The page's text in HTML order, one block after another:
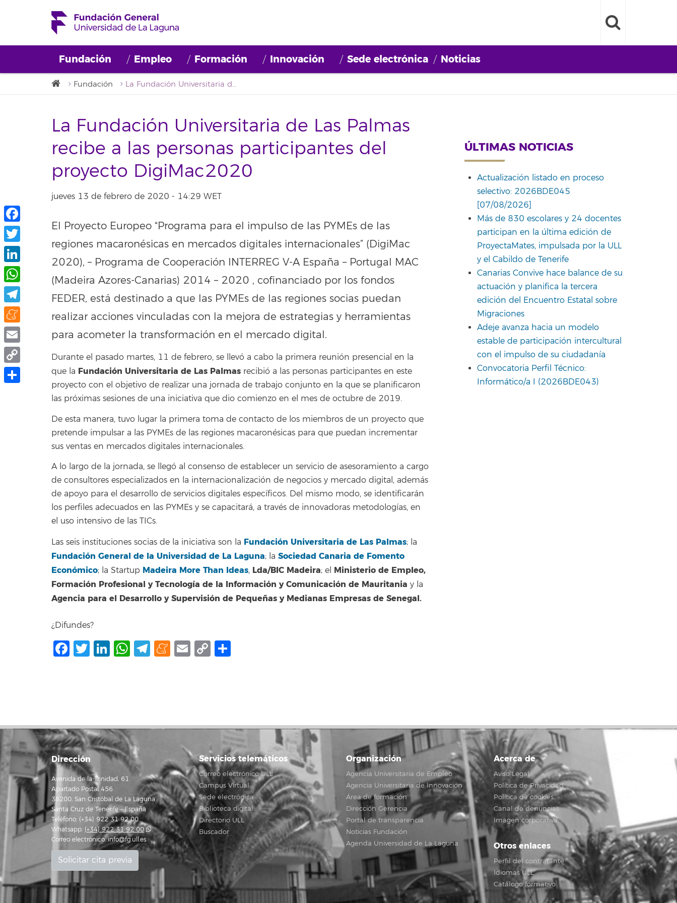
Fundación Empleo Formación Innovación Sede electrónica Noticias
Fundación La Fundación Universitaria de Las Palmas recibe a las personas participantes del proyecto DigiMac2020
La Fundación Universitaria de Las Palmas
recibe a las personas participantes del
proyecto DigiMac2020
jueves 13 de febrero de 2020 - 14:29 WET
El Proyecto Europeo “Programa para el impulso de las PYMEs de las
regiones macaronésicas en mercados digitales internacionales” (DigiMac
2020), – Programa de Cooperación INTERREG V-A España – Portugal MAC
(Madeira Azores-Canarias) 2014 – 2020 , cofinanciado por los fondos
FEDER, está destinado a que las PYMEs de las regiones socias puedan
realizar acciones vinculadas con la mejora de estrategias y herramientas
para acometer la transformación en el mercado digital.
Durante el pasado martes, 11 de febrero, se llevó a cabo la primera reunión presencial en la
que la Fundación Universitaria de Las Palmas recibió a las personas participantes en este
proyecto con el objetivo de realizar una jornada de trabajo conjunto en la que se planificaron
las próximas sesiones de una iniciativa que dio comienzo en el mes de octubre de 2019.
De esta manera, tuvo lugar la primera toma de contacto de los miembros de un proyecto que
pretende impulsar a las PYMEs de las regiones macaronésicas para que puedan incrementar
sus ventas en mercados digitales internacionales.
A lo largo de la jornada, se llegó al consenso de establecer un servicio de asesoramiento a cargo
de consultores especializados en la internacionalización de negocios y mercado digital, además
de apoyo para el desarrollo de servicios digitales específicos. Del mismo modo, se identificarán
los perfiles adecuados en las PYMEs y se capacitará, a través de innovadoras metodologías, en
el uso intensivo de las TICs.
Las seis instituciones socias de la iniciativa son la Fundación Universitaria de Las Palmas; la
Fundación General de la Universidad de La Laguna; la Sociedad Canaria de Fomento
Económico; la Startup Madeira More Than Ideas, Lda/BIC Madeira; el Ministerio de Empleo,
Formación Profesional y Tecnología de la Información y Comunicación de Mauritania y la
Agencia para el Desarrollo y Supervisión de Pequeñas y Medianas Empresas de Senegal.
¿Difundes?
Facebook
Twitter
LinkedIn
WhatsApp
Telegram
Meneame
Email
Copy
ÚLTIMAS NOTICIAS
Actualización listado en proceso
selectivo: 2026BDE045
[07/08/2026]
Más de 830 escolares y 24 docentes
participan en la última edición de
ProyectaMates, impulsada por la ULL
y el Cabildo de Tenerife
Canarias Convive hace balance de su
actuación y planifica la tercera
edición del Encuentro Estatal sobre
Migraciones
Adeje avanza hacia un modelo
estable de participación intercultural
con el impulso de su ciudadanía
Convocatoria Perfil Técnico:
Informático/a I (2026BDE043)
Dirección
Avenida de la Trinidad, 61
Apartado Postal 456
38200, San Cristóbal de La Laguna
Santa Cruz de Tenerife - España
Teléfono: (+34) 922 31 92 00
Whatsapp: (+34) 922 31 92 00
Correo electrónico:info@fg.ull.es
Solicitar cita previa
Servicios telemáticos
Correo electrónico ULL
Campus Virtual
Sede electrónica
Biblioteca digital
Directorio ULL
Buscador
Organización
Agencia Universitaria de Empleo
Agencia Universitaria de Innovación
Área de formación
Dirección Gerencia
Portal de transparencia
Noticias Fundación
Agenda Universidad de La Laguna
Acerca de
Aviso Legal
Política de Privacidad
Política de cookies
Canal de denuncias
Imagen corporativa
Otros enlaces
Perfil del contratante
Idiomas ULL
Catálogo formativo
Facebook
Twitter
LinkedIn
WhatsApp
Telegram
Meneame
Email
Copy